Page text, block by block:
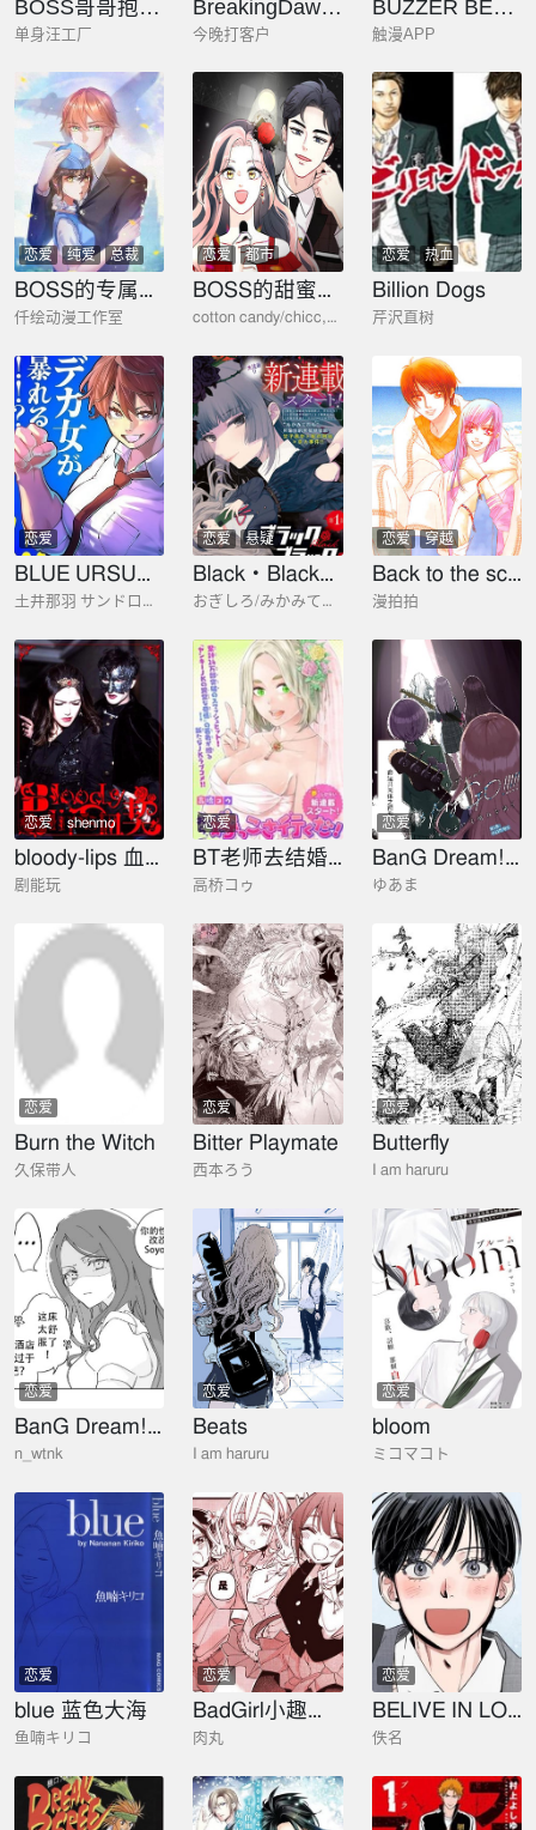
BOSS哥哥抱抱：温柔的沦陷
单身汪工厂
BreakingDawn破晓
今晚打客户
BUZZER BEAT 零秒出手
触漫APP
恋爱 纯爱 总裁
BOSS的专属空姐
仟绘动漫工作室
恋爱 都市
BOSS的甜蜜诱惑
cotton candy/chicc,silver ring
恋爱 热血
Billion Dogs
芹沢直树
恋爱
BLUE URSUS 蓝熊
土井那羽 サンドロビッチ·ヤバ子
恋爱 悬疑
Black・Black・Lotus
おぎしろ/みかみてれん
恋爱 穿越
Back to the school
漫拍拍
恋爱
shenmo
zhenren
bloody-lips 血契
剧能玩
恋爱
BT老师去结婚吧！
高桥コゥ
恋爱
BanG Dream! It's MyGO !!!!! 雨中祈晴
ゆあま
恋爱
Burn the Witch
久保带人
恋爱
Bitter Playmate
西本ろう
恋爱
Butterfly
I am haruru
恋爱
BanG Dream! - Earl Grey With Sugar Cubes（伯爵茶与方糖）
n_wtnk
恋爱
Beats
I am haruru
恋爱
bloom
ミコマコト
恋爱
blue 蓝色大海
鱼喃キリコ
恋爱
BadGirl小趣闻合集
肉丸
恋爱
BELIVE IN LOVE
佚名